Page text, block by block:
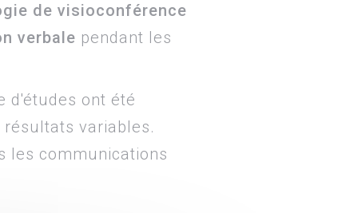
de visioconférence
verbale pendant les
d'études ont été
résultats variables.
les communications